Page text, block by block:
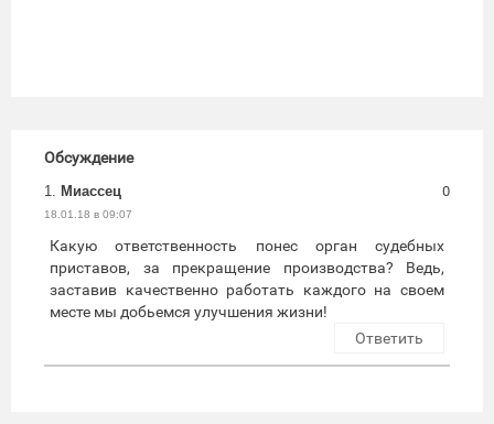
Обсуждение
1. Миассец
18.01.18 в 09:07
0
Какую ответственность понес орган судебных
приставов, за прекращение производства? Ведь,
заставив качественно работать каждого на своем
месте мы добьемся улучшения жизни!
Ответить